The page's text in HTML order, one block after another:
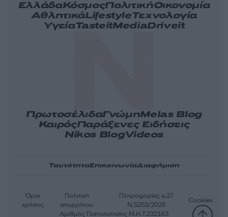
ΕλλάδαΚόσμοςΠολιτικήΟικονομία
ΑθλητικάLifestyleΤεχνολογία
ΥγείαTasteitMediaDriveit
ΠρωτοσέλιδαΓνώμηMelas Blog
ΚαιρόςΠαράξενες Ειδήσεις
Nikos BlogVideos
ΤαυτότηταΕπικοινωνίαΔιαφήμιση
Αριθμός Πιστοποίησης Μ.Η.Τ.232163
Όροι
χρήσης
Πολιτική
απορρήτου
Πληροφορίες α.27
Ν.5253/2025
Cookies